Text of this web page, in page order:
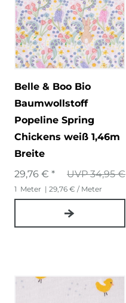
Belle & Boo Bio
Baumwollstoff
Popeline Spring
Chickens weiß 1,46m
Breite
UVP 34,95 €
29,76 € *
1 Meter | 29,76 € / Meter